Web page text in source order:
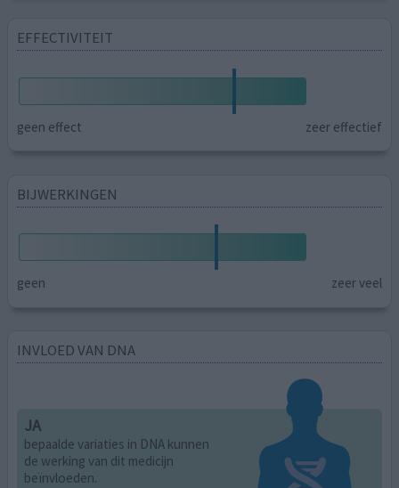
EFFECTIVITEIT
geen effect zeer effectief
BIJWERKINGEN
geen zeer veel
INVLOED VAN DNA
JA
bepaalde variaties in DNA kunnen
de werking van dit medicijn
beïnvloeden.